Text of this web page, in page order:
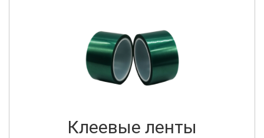
Клеевые ленты